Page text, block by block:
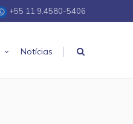
+55 11 9.4580-5406
Notícias |